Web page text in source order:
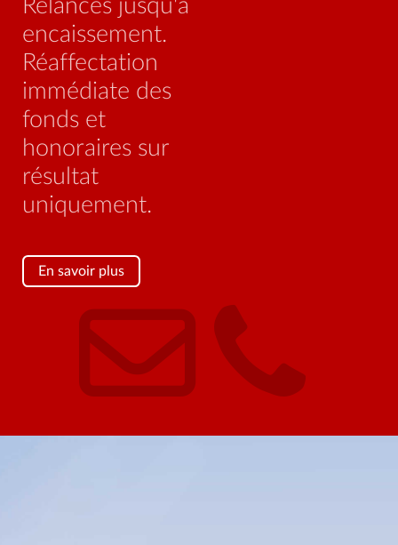
Pilotage des
procédures
judiciaires, réseau
national
d’avocats,
encaissement